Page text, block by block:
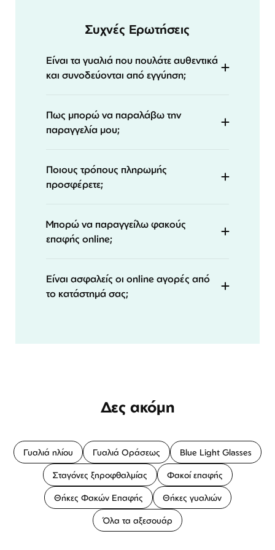
Συχνές Ερωτήσεις
Είναι τα γυαλιά που πουλάτε αυθεντικά
και συνοδεύονται από εγγύηση;
Πως μπορώ να παραλάβω την
παραγγελία μου;
Ποιους τρόπους πληρωμής
προσφέρετε;
Μπορώ να παραγγείλω φακούς
επαφής online;
Είναι ασφαλείς οι online αγορές από
το κατάστημά σας;
Δες ακόμη
Γυαλιά ηλίου Γυαλιά Οράσεως Blue Light Glasses
Σταγόνες ξηροφθαλμίας Φακοί επαφής
Θήκες Φακών Επαφής Θήκες γυαλιών
Όλα τα αξεσουάρ